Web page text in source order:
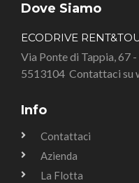
Dove Siamo
ECODRIVE
Via Ponte di Tappia, 67
5513104 Contattaci su
Info
Contattaci
Azienda
La Flotta